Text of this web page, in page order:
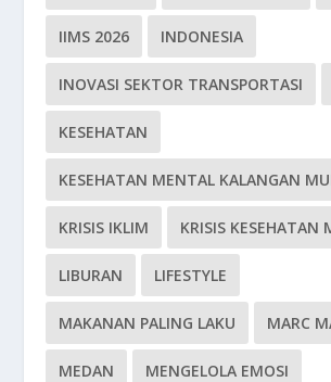
IIMS 2026 INDONESIA
INOVASI SEKTOR TRANSPORTASI
KESEHATAN
KESEHATAN MENTAL KALANGAN
KRISIS IKLIM KRISIS KESEHATAN
LIBURAN LIFESTYLE
MAKANAN PALING LAKU MARC
MEDAN MENGELOLA EMOSI